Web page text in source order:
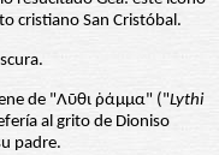
cristiano San Cristóbal.
de "Λῦθι ῥάμμα" ("Lythi
al grito de Dioniso
padre.